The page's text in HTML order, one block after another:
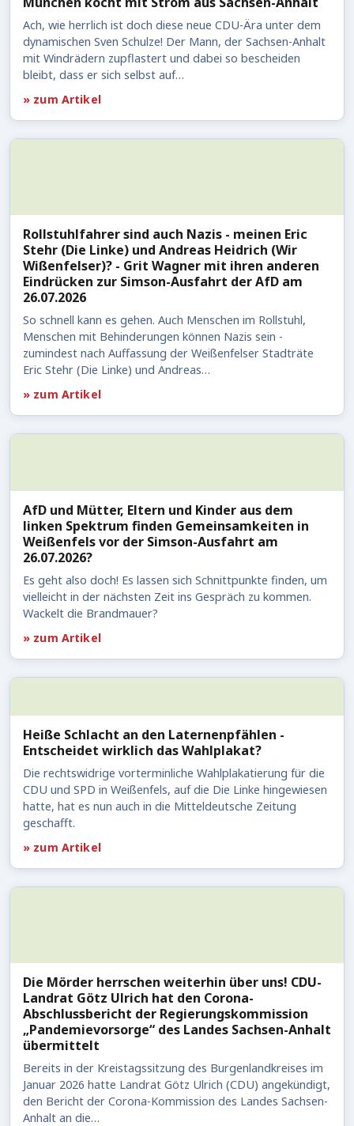
Ach, wie herrlich ist doch diese neue CDU-Ära unter dem
dynamischen Sven Schulze! Der Mann, der Sachsen-Anhalt
mit Windrädern zupflastert und dabei so bescheiden
bleibt, dass er sich selbst auf…
» zum Artikel
Rollstuhlfahrer sind auch Nazis - meinen Eric
Stehr (Die Linke) und Andreas Heidrich (Wir
Wißenfelser)? - Grit Wagner mit ihren anderen
Eindrücken zur Simson-Ausfahrt der AfD am
26.07.2026
So schnell kann es gehen. Auch Menschen im Rollstuhl,
Menschen mit Behinderungen können Nazis sein -
zumindest nach Auffassung der Weißenfelser Stadträte
Eric Stehr (Die Linke) und Andreas…
» zum Artikel
AfD und Mütter, Eltern und Kinder aus dem
linken Spektrum finden Gemeinsamkeiten in
Weißenfels vor der Simson-Ausfahrt am
26.07.2026?
Es geht also doch! Es lassen sich Schnittpunkte finden, um
vielleicht in der nächsten Zeit ins Gespräch zu kommen.
Wackelt die Brandmauer?
» zum Artikel
Heiße Schlacht an den Laternenpfählen -
Entscheidet wirklich das Wahlplakat?
Die rechtswidrige vorterminliche Wahlplakatierung für die
CDU und SPD in Weißenfels, auf die Die Linke hingewiesen
hatte, hat es nun auch in die Mitteldeutsche Zeitung
geschafft.
» zum Artikel
Die Mörder herrschen weiterhin über uns! CDU-
Landrat Götz Ulrich hat den Corona-
Abschlussbericht der Regierungskommission
„Pandemievorsorge“ des Landes Sachsen-Anhalt
übermittelt
Bereits in der Kreistagssitzung des Burgenlandkreises im
Januar 2026 hatte Landrat Götz Ulrich (CDU) angekündigt,
den Bericht der Corona-Kommission des Landes Sachsen-
Anhalt an die…